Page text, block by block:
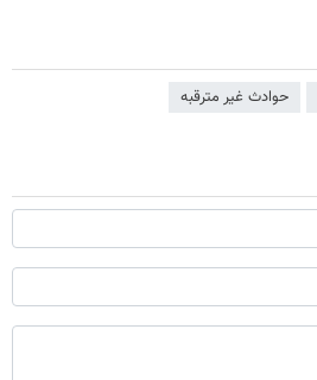
حوادث غیر مترقبه